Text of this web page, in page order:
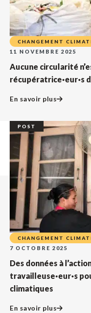
CHANGEMENT
11 NOVEMBRE 2025
Aucune circularité
récupératrice·eur·s
En savoir plus
POST
CHANGEMENT
7 OCTOBRE 2025
Des données à
travailleuse·eur·s
climatiques
En savoir plus